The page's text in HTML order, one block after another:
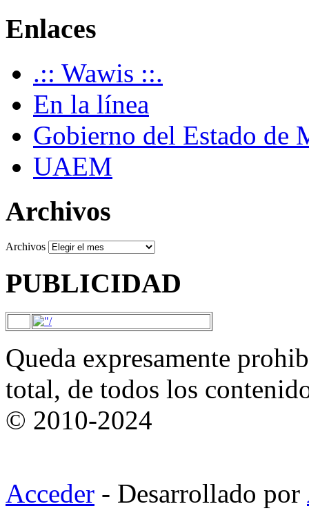
Enlaces
.:: Wawis ::.
En la línea
Gobierno del Estado de
UAEM
Archivos
Archivos
PUBLICIDAD
Queda expresamente
total, de todos los
© 2010-2024
Acceder - Desarrollado por